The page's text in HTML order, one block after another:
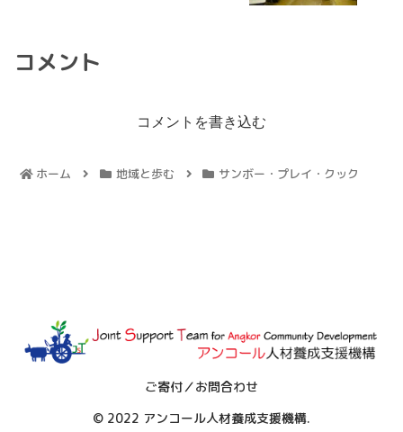
コメント
コメントを書き込む
ホーム 地域と歩む サンボー・プレイ・クック
ご寄付／お問合わせ
© 2022 アンコール人材養成支援機構.